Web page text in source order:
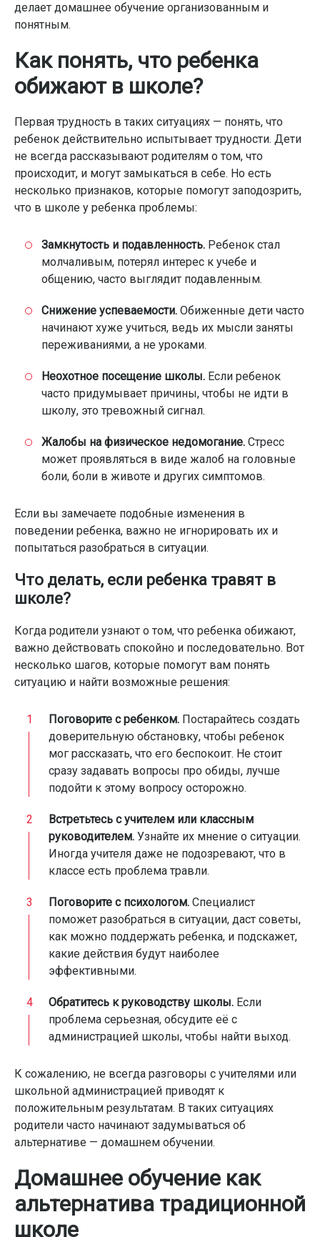
делает домашнее обучение организованным и
понятным.
Как понять, что ребенка
обижают в школе?
Первая трудность в таких ситуациях — понять, что
ребенок действительно испытывает трудности. Дети
не всегда рассказывают родителям о том, что
происходит, и могут замыкаться в себе. Но есть
несколько признаков, которые помогут заподозрить,
что в школе у ребенка проблемы:
Замкнутость и подавленность. Ребенок стал
молчаливым, потерял интерес к учебе и
общению, часто выглядит подавленным.
Снижение успеваемости. Обиженные дети часто
начинают хуже учиться, ведь их мысли заняты
переживаниями, а не уроками.
Неохотное посещение школы. Если ребенок
часто придумывает причины, чтобы не идти в
школу, это тревожный сигнал.
Жалобы на физическое недомогание. Стресс
может проявляться в виде жалоб на головные
боли, боли в животе и других симптомов.
Если вы замечаете подобные изменения в
поведении ребенка, важно не игнорировать их и
попытаться разобраться в ситуации.
Что делать, если ребенка травят в
школе?
Когда родители узнают о том, что ребенка обижают,
важно действовать спокойно и последовательно. Вот
несколько шагов, которые помогут вам понять
ситуацию и найти возможные решения:
Поговорите с ребенком. Постарайтесь создать
доверительную обстановку, чтобы ребенок
мог рассказать, что его беспокоит. Не стоит
сразу задавать вопросы про обиды, лучше
подойти к этому вопросу осторожно.
Встретьтесь с учителем или классным
руководителем. Узнайте их мнение о ситуации.
Иногда учителя даже не подозревают, что в
классе есть проблема травли.
Поговорите с психологом. Специалист
поможет разобраться в ситуации, даст советы,
как можно поддержать ребенка, и подскажет,
какие действия будут наиболее
эффективными.
Обратитесь к руководству школы. Если
проблема серьезная, обсудите её с
администрацией школы, чтобы найти выход.
К сожалению, не всегда разговоры с учителями или
школьной администрацией приводят к
положительным результатам. В таких ситуациях
родители часто начинают задумываться об
альтернативе — домашнем обучении.
Домашнее обучение как
альтернатива традиционной
школе